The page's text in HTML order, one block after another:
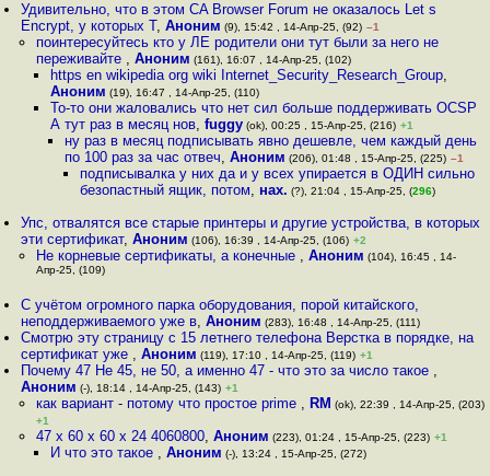
Удивительно, что в этом CA Browser Forum не оказалось Let s
Encrypt, у которых T,Аноним (9), 15:42 , 14-Апр-25, (92) –1
поинтересуйтесь кто у ЛЕ родители они тут были за него не
переживайте , Аноним (161), 16:07 , 14-Апр-25, (102)
https en wikipedia org wiki Internet_Security_Research_Group,
Аноним (19), 16:47 , 14-Апр-25, (110)
То-то они жаловались что нет сил больше поддерживать OCSP
А тут раз в месяц нов, fuggy(ok), 00:25 , 15-Апр-25, (216) +1
ну раз в месяц подписывать явно дешевле, чем каждый день
по 100 раз за час отвеч,Аноним (206), 01:48 , 15-Апр-25, (225) –1
подписывалка у них да и у всех упирается в ОДИН сильно
безопастный ящик, потом, нах. (?), 21:04 , 15-Апр-25, (296)
Упс, отвалятся все старые принтеры и другие устройства, в которых
эти сертификат,Аноним (106), 16:39 , 14-Апр-25, (106) +2
Не корневые сертификаты, а конечные , Аноним (104), 16:45 , 14-
Апр-25, (109)
С учётом огромного парка оборудования, порой китайского,
неподдерживаемого уже в,Аноним (283), 16:48 , 14-Апр-25, (111)
Смотрю эту страницу с 15 летнего телефона Верстка в порядке, на
сертификат уже ,Аноним (119), 17:10 , 14-Апр-25, (119) +1
Почему 47 Не 45, не 50, а именно 47 - что это за число такое ,
Аноним (-), 18:14 , 14-Апр-25, (143) +1
как вариант - потому что простое prime , RM (ok), 22:39 , 14-Апр-25, (203)
+1
47 х 60 х 60 х 24 4060800, Аноним (223), 01:24 , 15-Апр-25, (223) +1
И что это такое , Аноним (-), 13:24 , 15-Апр-25, (272)